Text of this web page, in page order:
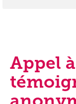
Appel à